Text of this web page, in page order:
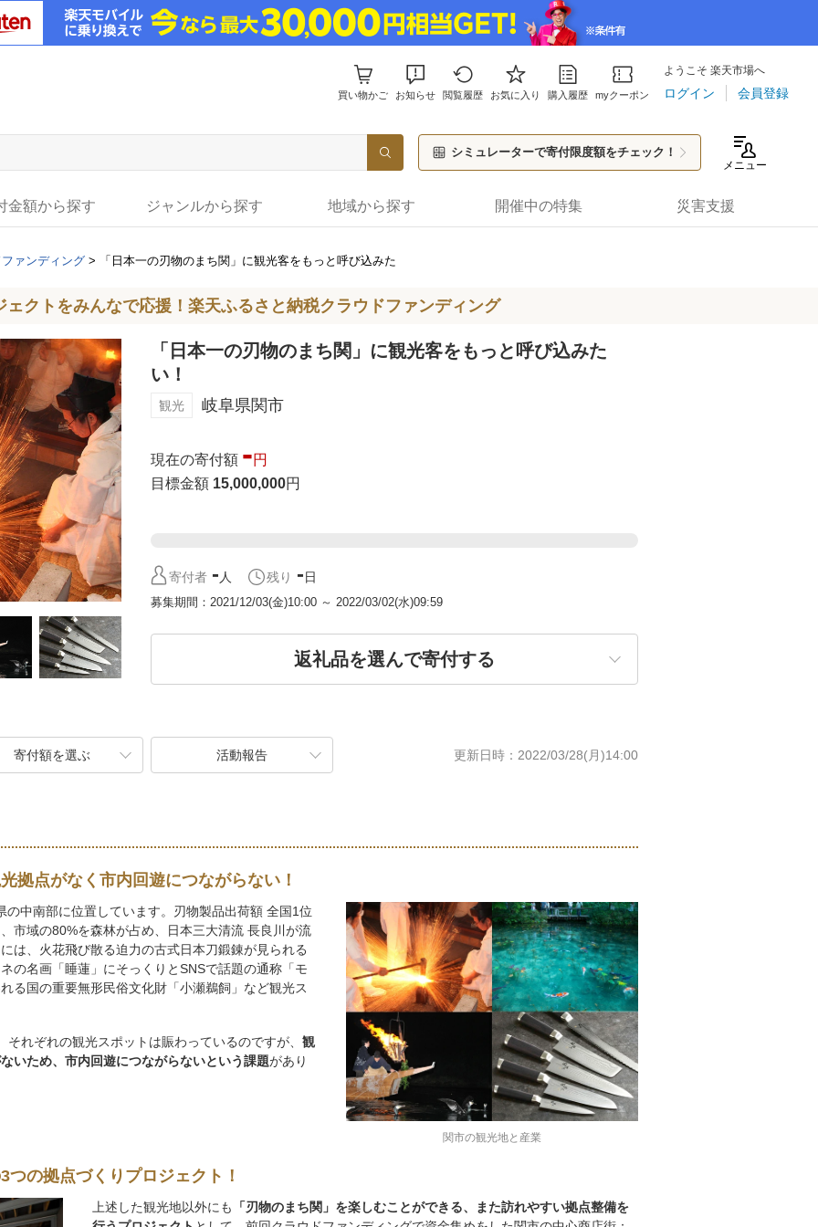
買い物かご お知らせ 閲覧履歴 お気に入り 購入履歴 myクーポン
ようこそ 楽天市場へ
ログイン 会員登録
シミュレーターで寄付限度額をチェック！
メニュー
金額から探す ジャンルから探す 地域から探す 開催中の特集 災害支援
ァンディング > 「日本一の刃物のまち関」に観光客をもっと呼び込みた
ェクトをみんなで応援！楽天ふるさと納税クラウドファンディング
「日本一の刃物のまち関」に観光客をもっと呼び込みた
い！
観光 岐阜県関市
現在の寄付額 -円
目標金額 15,000,000円
寄付者 - 人 残り -日
募集期間 2021/12/03(金)10:00 ～ 2022/03/02(水)09:59
返礼品を選んで寄付する
寄付額を選ぶ 活動報告 更新日時 2022/03/28(月)14:00
拠点がなく市内回遊につながらない！
関市の観光地と産業
中南部に位置しています。刃物製品出荷額 全国1位
市域の80%を森林が占め、日本三大清流 長良川が流
は、火花飛び散る迫力の古式日本刀鍛錬が見られる
の名画「睡蓮」にそっくりとSNSで話題の通称「モ
る国の重要無形民俗文化財「小瀬鵜飼」など観光ス
れぞれの観光スポットは賑わっているのですが、 観
いため、市内回遊につながらないという課題があり
の拠点づくりプロジェクト！
上述した観光地以外にも
「刃物のまち関」を楽しむことができる、また訪れやすい拠点整備を